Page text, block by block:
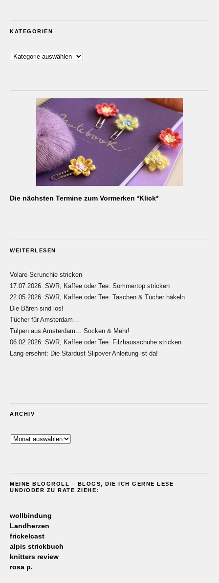
KATEGORIEN
Kategorien
Die nächsten Termine zum Vormerken *Klick*
WEITERLESEN
Volare-Scrunchie stricken
17.07.2026: SWR, Kaffee oder Tee: Sommertop stricken
22.05.2026: SWR, Kaffee oder Tee: Taschen & Tücher häkeln
Die Bären sind los!
Tücher für Amsterdam…
Tulpen aus Amsterdam… Socken & Mehr!
06.02.2026: SWR, Kaffee oder Tee: Filzhausschuhe stricken
Lang ersehnt: Die Stardust Slipover Anleitung ist da!
ARCHIV
Archiv
MEINE BLOGROLL – BLOGS, DIE ICH GERNE LESE
UND/ODER ZU RATE ZIEHE:
wollbindung
Landherzen
frickelcast
alpis strickbuch
knitters review
rosa p.